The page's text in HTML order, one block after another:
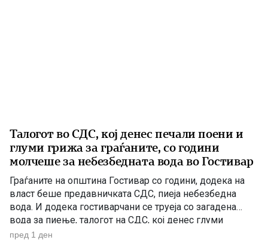
Талогот во СДС, кој денес печали поени и
глуми грижа за граѓаните, со години
молчеше за небезбедната вода во Гостивар
Граѓаните на општина Гостивар со години, додека на
власт беше предавничката СДС, пиеја небезбедна
вода. И додека гостиварчани се труеја со загадена
вода за пиење, талогот на СДС, кој денес глуми
загриженост, само за да ќари некој беден политички
пред 1 ден